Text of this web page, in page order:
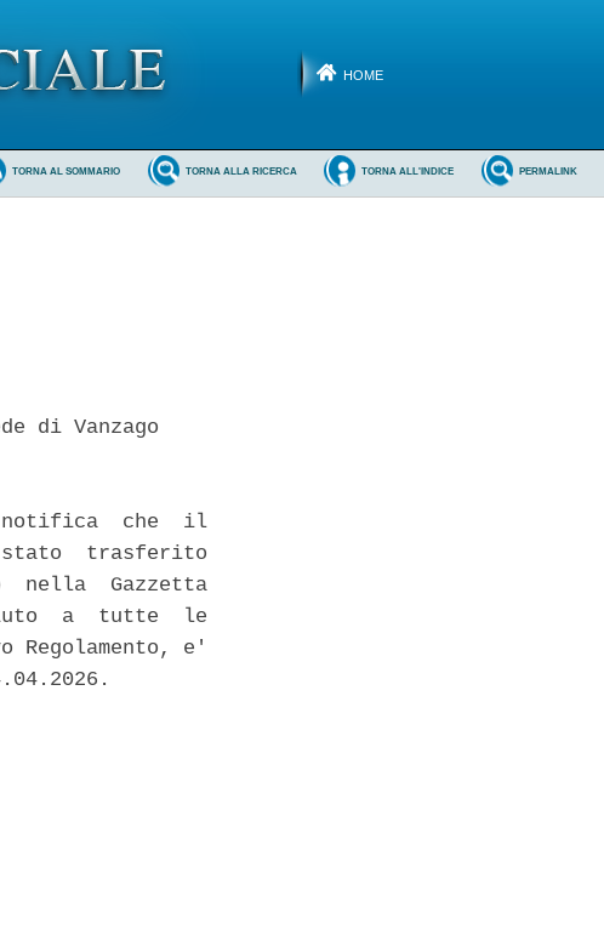
HOME
PERMALINK
TORNA ALL'INDICE
TORNA ALLA RICERCA
TORNA AL SOMMARIO
di Vanzago
che  il
stato  trasferito
nella  Gazzetta
a  tutte  le
e'